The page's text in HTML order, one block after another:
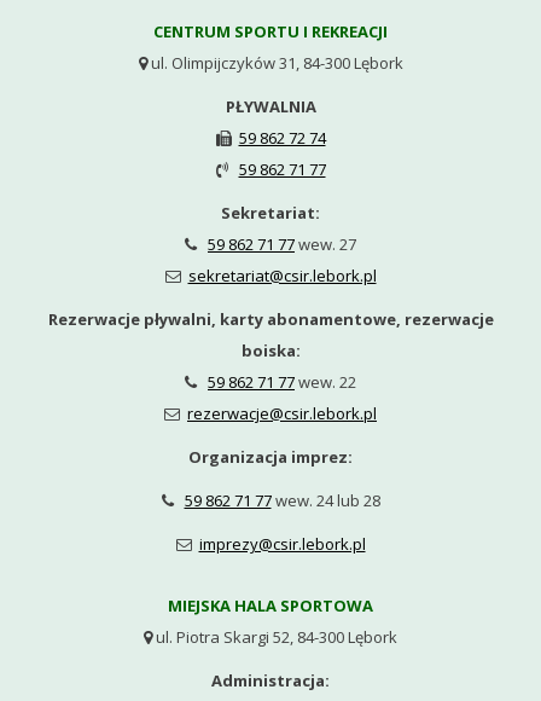
CENTRUM SPORTU I REKREACJI
ul. Olimpijczyków 31, 84-300 Lębork
PŁYWALNIA
 59 862 72 74

59 862 71 77
Sekretariat:
 59 862 71 77wew. 27
 sekretariat@csir.lebork.pl
Rezerwacje pływalni, karty abonamentowe, rezerwacje
boiska:
 59 862 71 77wew. 22
 rezerwacje@csir.lebork.pl
Organizacja imprez:
 59 862 71 77wew. 24 lub 28
 imprezy@csir.lebork.pl
MIEJSKA HALA SPORTOWA
ul. Piotra Skargi 52, 84-300 Lębork
Administracja: